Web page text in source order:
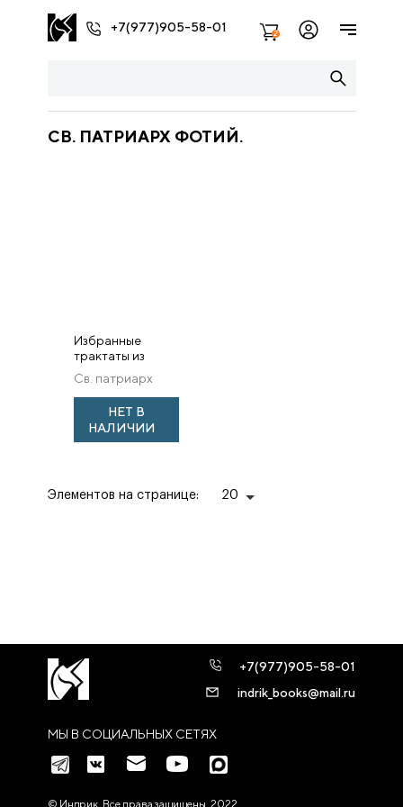
+7(977)905-58-01 2
СВ. ПАТРИАРХ ФОТИЙ.
Избранные
трактаты из
«Амфилохий»
Св. патриарх
НЕТ В
НАЛИЧИИ
Элементов на странице: 20
МЫ В СОЦИАЛЬНЫХ СЕТЯХ
+7(977)905-58-01
indrik_books@mail.ru
© Индрик. Все права защищены, 2022